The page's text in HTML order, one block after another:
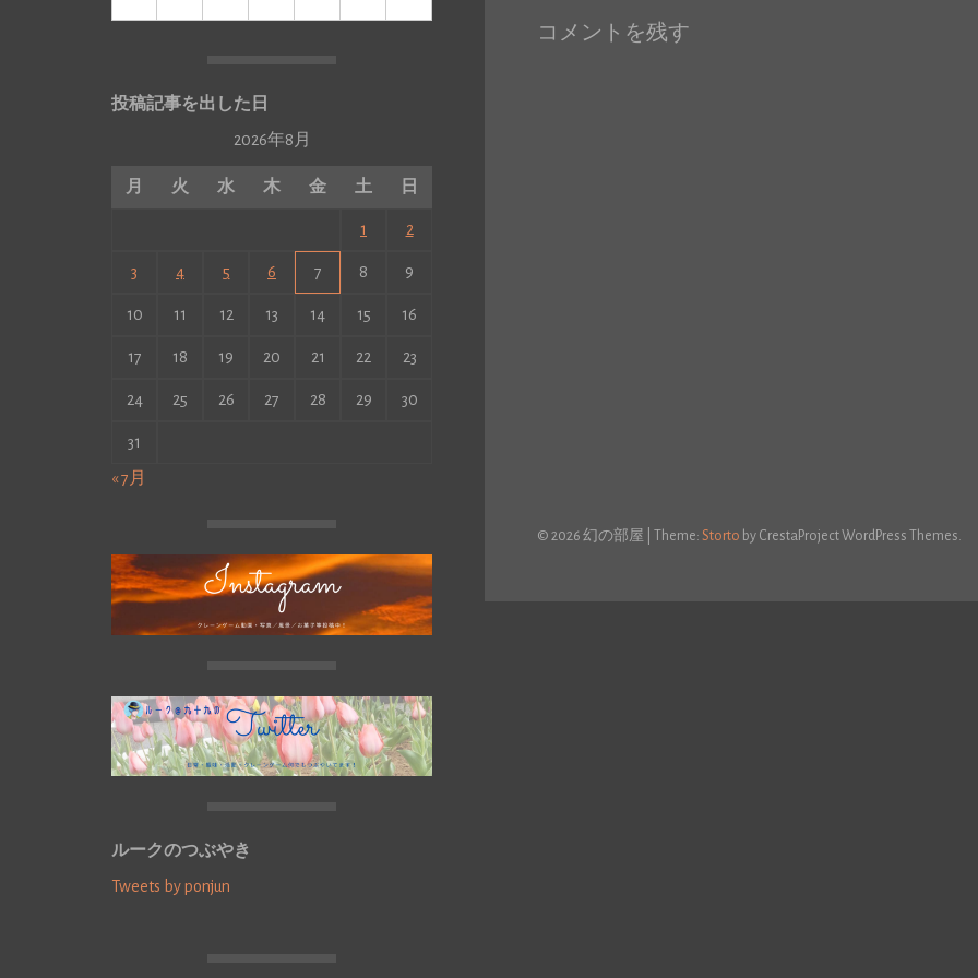
投稿記事を出した日
2026年8月
月 火 水 木 金 土 日
1 2
3 4 5 6 7 8 9
10 11 12 13 14 15 16
17 18 19 20 21 22 23
24 25 26 27 28 29 30
31
« 7月
ルークのつぶやき
Tweets by ponjun
コメントを残す
© 2026 幻の部屋 Theme: Storto by CrestaProject WordPress Themes.